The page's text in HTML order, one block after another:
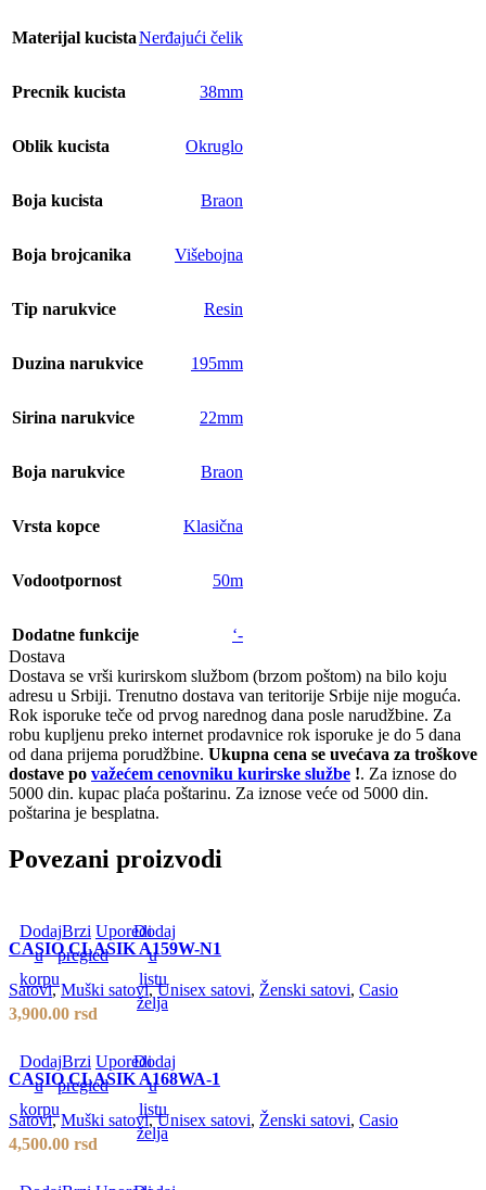
Materijal kucistaNerđajući čelik
Precnik kucista 38mm
Oblik kucista Okruglo
Boja kucista Braon
Boja brojcanika Višebojna
Tip narukvice Resin
Duzina narukvice 195mm
Sirina narukvice 22mm
Boja narukvice Braon
Vrsta kopce Klasična
Vodootpornost 50m
Dodatne funkcije
‘-
Dostava
Dostava se vrši kurirskom službom (brzom poštom) na bilo koju
adresu u Srbiji. Trenutno dostava van teritorije Srbije nije moguća.
Rok isporuke teče od prvog narednog dana posle narudžbine. Za
robu kupljenu preko internet prodavnice rok isporuke je do 5 dana
od dana prijema porudžbine. Ukupna cena se uvećava za troškove
dostave po važećem cenovniku kurirske službe !. Za iznose do
5000 din. kupac plaća poštarinu. Za iznose veće od 5000 din.
poštarina je besplatna.
Povezani proizvodi
Dodaj
u
korpu
Brzi
pregled
UporediDodaj
u
listu
želja
CASIO CLASIK A159W-N1
Satovi, Muški satovi, Unisex satovi, Ženski satovi, Casio
3,900.00 rsd
Dodaj
u
korpu
Brzi
pregled
UporediDodaj
u
listu
želja
CASIO CLASIK A168WA-1
Satovi, Muški satovi, Unisex satovi, Ženski satovi, Casio
4,500.00 rsd